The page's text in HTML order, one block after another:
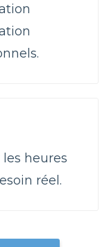
heures
réel.